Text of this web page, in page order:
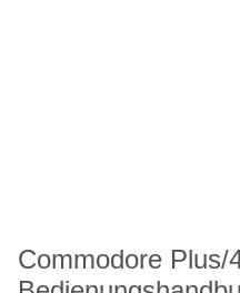
Commodore Plus/